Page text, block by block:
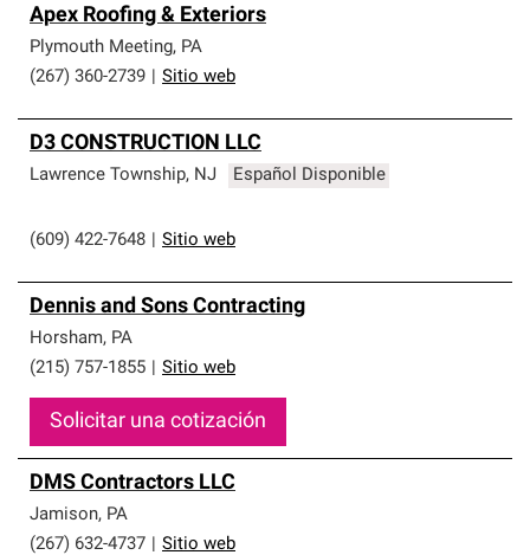
Apex Roofing & Exteriors
Plymouth Meeting, PA
(267) 360-2739
Sitio web
D3 CONSTRUCTION LLC
Lawrence Township, NJ Español Disponible
(609) 422-7648 Sitio web
Dennis and Sons Contracting
Horsham, PA
(215) 757-1855
Sitio web
Solicitar una cotización
DMS Contractors LLC
Jamison, PA
(267) 632-4737
Sitio web